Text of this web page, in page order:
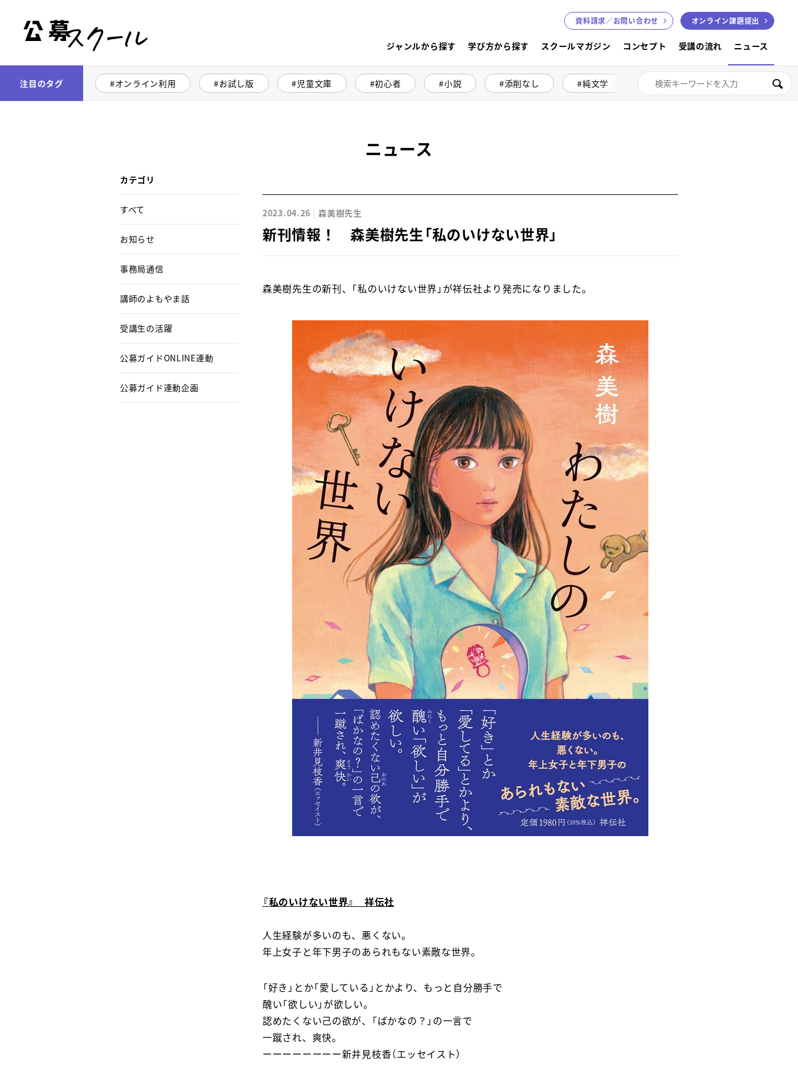
公募スクール
ジャンルから探す 学び方から探す スクールマガジン コンセプト 受講の流れ ニュース
資料請求／お問い合わせ オンライン課題提出
注目のタグ オンライン利用 お試し版 児童文庫 初心者 小説 添削なし 純文学 絵本講座 色鉛筆画
ニュース
カテゴリ
すべて
お知らせ
事務局通信
講師のよもやま話
受講生の活躍
公募ガイドONLINE連動
公募ガイド連動企画
2023.04.26 森美樹先生
新刊情報！ 森美樹先生「私のいけない世界」
森美樹先生の新刊、「私のいけない世界」が祥伝社より発売になりました。
『私のいけない世界』 祥伝社
人生経験が多いのも、悪くない。
年上女子と年下男子のあられもない素敵な世界。
「好き」とか「愛している」とかより、もっと自分勝手で
醜い「欲しい」が欲しい。
認めたくない己の欲が、「ばかなの？」の一言で
一蹴され、爽快。
ーーーーーーーー新井見枝香（エッセイスト）